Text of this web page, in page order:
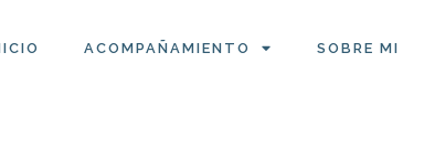
ACOMPAÑAMIENTO SOBRE MI